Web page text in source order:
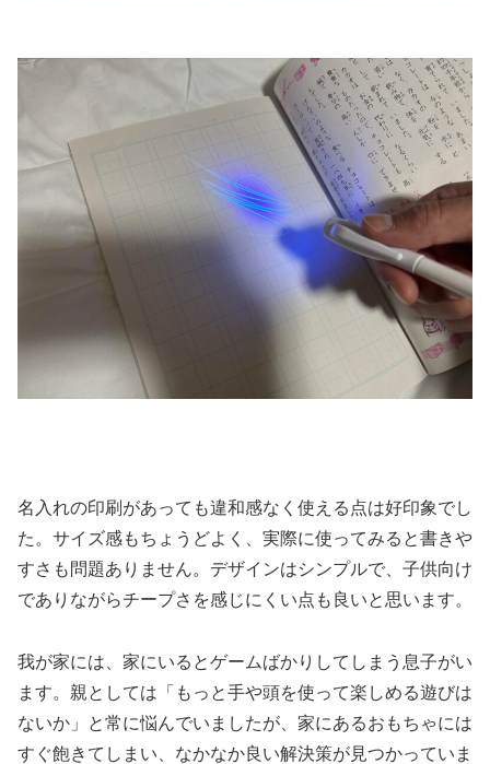
名入れの印刷があっても違和感なく使える点は好印象でし
た。サイズ感もちょうどよく、実際に使ってみると書きや
すさも問題ありません。デザインはシンプルで、子供向け
でありながらチープさを感じにくい点も良いと思います。
我が家には、家にいるとゲームばかりしてしまう息子がい
ます。親としては「もっと手や頭を使って楽しめる遊びは
ないか」と常に悩んでいましたが、家にあるおもちゃには
すぐ飽きてしまい、なかなか良い解決策が見つかっていま